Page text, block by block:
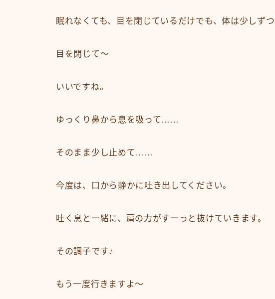
眠れなくても、目を閉じているだけでも、体は少しずつ
目を閉じて〜
いいですね。
ゆっくり鼻から息を吸って……
そのまま少し止めて……
今度は、口から静かに吐き出してください。
吐く息と一緒に、肩の力がすーっと抜けていきます。
その調子です♪
もう一度行きますよ〜